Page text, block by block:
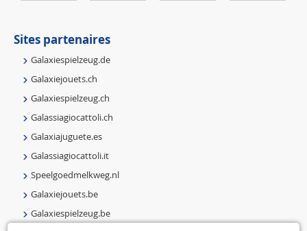
Sites partenaires
Galaxiespielzeug.de
Galaxiejouets.ch
Galaxiespielzeug.ch
Galassiagiocattoli.ch
Galaxiajuguete.es
Galassiagiocattoli.it
Speelgoedmelkweg.nl
Galaxiejouets.be
Galaxiespielzeug.be